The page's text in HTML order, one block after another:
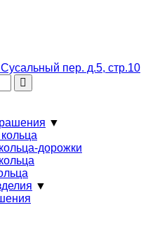
пер. д.5, стр.10
▼
дорожки
▼